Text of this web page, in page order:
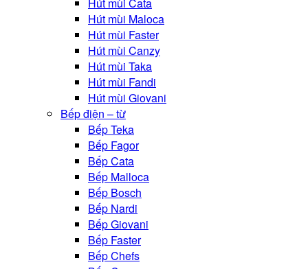
Hút mùi Cata
Hút mùi Maloca
Hút mùi Faster
Hút mùi Canzy
Hút mùi Taka
Hút mùi Fandi
Hút mùi Giovani
Bếp điện – từ
Bếp Teka
Bếp Fagor
Bếp Cata
Bếp Malloca
Bếp Bosch
Bếp Nardi
Bếp Giovani
Bếp Faster
Bếp Chefs